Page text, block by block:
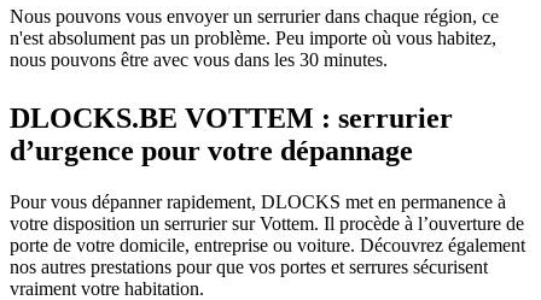
Nous pouvons vous envoyer un serrurier dans chaque région, ce
n'est absolument pas un problème. Peu importe où vous habitez,
nous pouvons être avec vous dans les 30 minutes.
DLOCKS.BE VOTTEM : serrurier
d’urgence pour votre dépannage
Pour vous dépanner rapidement, DLOCKS met en permanence à
votre disposition un serrurier sur Vottem. Il procède à l’ouverture de
porte de votre domicile, entreprise ou voiture. Découvrez également
nos autres prestations pour que vos portes et serrures sécurisent
vraiment votre habitation.